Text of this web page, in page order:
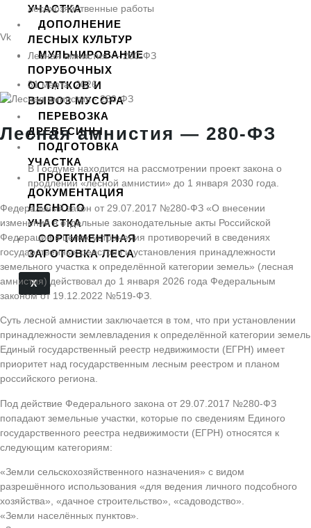
УЧАСТКА
ДОПОЛНЕНИЕ
ЛЕСНЫХ КУЛЬТУР
МУЛЬЧИРОВАНИЕ
ПОРУБОЧНЫХ
ОСТАТКОВ И
ВЫВОЗ МУСОРА
ПЕРЕВОЗКА
ДРЕВЕСИНЫ
ПОДГОТОВКА
УЧАСТКА
ПРОЕКТНАЯ
ДОКУМЕНТАЦИЯ
ЛЕСНОГО
УЧАСТКА
СОРТИМЕНТНАЯ
ЗАГОТОВКА ЛЕСА
X
Vk
Лесная амнистия — 280-ФЗ
31 марта, 2026
Лесная амнистия — 280-ФЗ
В Госдуме находится на рассмотрении проект закона о
продлении «лесной амнистии» до 1 января 2030 года.
Федеральный закон от 29.07.2017 №280-ФЗ «О внесении
изменений в отдельные законодательные акты Российской
Федерации в целях устранения противоречий в сведениях
государственных реестров и установления принадлежности
земельного участка к определённой категории земель» (лесная
амнистия) действовал до 1 января 2026 года Федеральным
законом от 19.12.2022 №519-ФЗ.
Суть лесной амнистии заключается в том, что при установлении
принадлежности землевладения к определённой категории земель
Единый государственный реестр недвижимости (ЕГРН) имеет
приоритет над государственным лесным реестром и планом
российского региона.
Под действие Федерального закона от 29.07.2017 №280-ФЗ
попадают земельные участки, которые по сведениям Единого
государственного реестра недвижимости (ЕГРН) относятся к
следующим категориям:
«Земли сельскохозяйственного назначения» с видом
разрешённого использования «для ведения личного подсобного
хозяйства», «дачное строительство», «садоводство».
«Земли населённых пунктов».